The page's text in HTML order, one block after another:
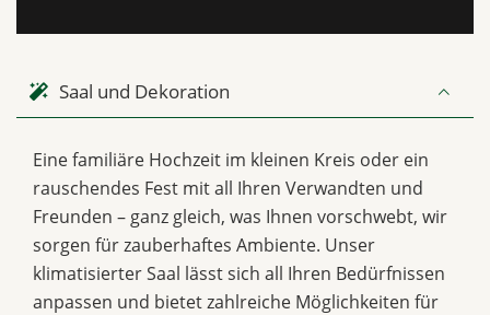
Saal und Dekoration
Eine familiäre Hochzeit im kleinen Kreis oder ein
rauschendes Fest mit all Ihren Verwandten und
Freunden – ganz gleich, was Ihnen vorschwebt, wir
sorgen für zauberhaftes Ambiente. Unser
klimatisierter Saal lässt sich all Ihren Bedürfnissen
anpassen und bietet zahlreiche Möglichkeiten für